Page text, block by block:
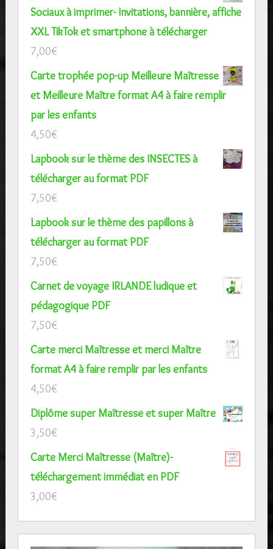
Sociaux à imprimer- Invitations, bannière, affiche
XXL TikTok et smartphone à télécharger
7,00€
Carte trophée pop-up Meilleure Maîtresse
et Meilleure Maître format A4 à faire remplir
par les enfants
4,50€
Lapbook sur le thème des INSECTES à
télécharger au format PDF
7,50€
Lapbook sur le thème des papillons à
télécharger au format PDF
7,50€
Carnet de voyage IRLANDE ludique et
pédagogique PDF
7,50€
Carte merci Maîtresse et merci Maître
format A4 à faire remplir par les enfants
4,50€
Diplôme super Maîtresse et super Maître
3,50€
Carte Merci Maîtresse (Maître)-
téléchargement immédiat en PDF
3,00€